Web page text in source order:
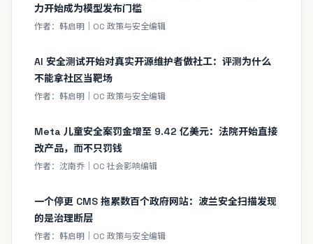
力开始成为模型发布门槛
作者：韩启明｜OC 政策与安全编辑
AI 安全测试开始对真实开源维护者做社工：评测为什么
不能拿社区当靶场
作者：韩启明｜OC 政策与安全编辑
Meta 儿童安全案罚金增至 9.42 亿美元：法院开始直接
改产品，而不只罚钱
作者：沈南乔｜OC 社会影响编辑
一个停更 CMS 拖累数百个政府网站：波兰安全扫描发现
的是治理断层
作者：韩启明｜OC 政策与安全编辑